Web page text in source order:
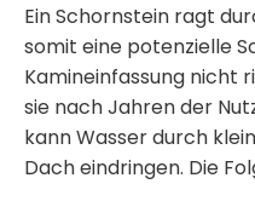
Ein Schornstein ragt
somit eine potenzielle
Kamineinfassung nicht
sie nach Jahren der
kann Wasser durch
Dach eindringen. Die